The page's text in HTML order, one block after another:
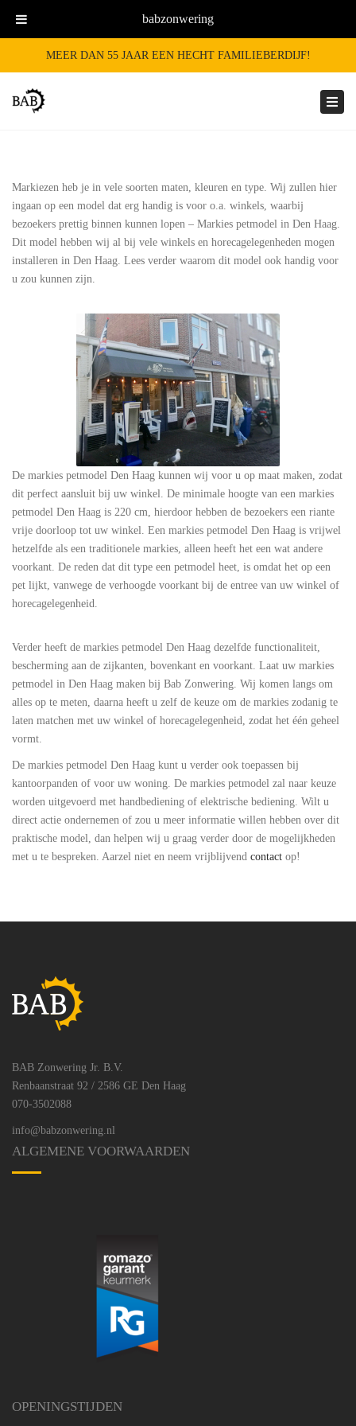
MEER DAN 55 JAAR EEN HECHT FAMILIEBERDIJF!
babzonwering
Markiezen heb je in vele soorten maten, kleuren en type. Wij zullen hier
ingaan op een model dat erg handig is voor o.a. winkels, waarbij
bezoekers prettig binnen kunnen lopen – Markies petmodel in Den Haag.
Dit model hebben wij al bij vele winkels en horecagelegenheden mogen
installeren in Den Haag. Lees verder waarom dit model ook handig voor
u zou kunnen zijn.
De markies petmodel Den Haag kunnen wij voor u op maat maken, zodat
dit perfect aansluit bij uw winkel. De minimale hoogte van een markies
petmodel Den Haag is 220 cm, hierdoor hebben de bezoekers een riante
vrije doorloop tot uw winkel. Een markies petmodel Den Haag is vrijwel
hetzelfde als een traditionele markies, alleen heeft het een wat andere
voorkant. De reden dat dit type een petmodel heet, is omdat het op een
pet lijkt, vanwege de verhoogde voorkant bij de entree van uw winkel of
horecagelegenheid.
Verder heeft de markies petmodel Den Haag dezelfde functionaliteit,
bescherming aan de zijkanten, bovenkant en voorkant. Laat uw markies
petmodel in Den Haag maken bij Bab Zonwering. Wij komen langs om
alles op te meten, daarna heeft u zelf de keuze om de markies zodanig te
laten matchen met uw winkel of horecagelegenheid, zodat het één geheel
vormt.
De markies petmodel Den Haag kunt u verder ook toepassen bij
kantoorpanden of voor uw woning. De markies petmodel zal naar keuze
worden uitgevoerd met handbediening of elektrische bediening. Wilt u
direct actie ondernemen of zou u meer informatie willen hebben over dit
praktische model, dan helpen wij u graag verder door de mogelijkheden
met u te bespreken. Aarzel niet en neem vrijblijvend contact op!
BAB Zonwering Jr. B.V.
Renbaanstraat 92 / 2586 GE Den Haag
070-3502088
info@babzonwering.nl
ALGEMENE VOORWAARDEN
OPENINGSTIJDEN